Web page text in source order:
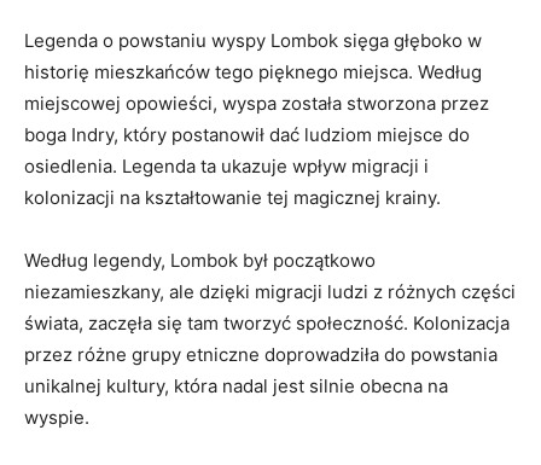
Legenda⁢ o powstaniu‍ wyspy Lombok ​sięga głęboko‍ w
historię mieszkańców tego pięknego‌ miejsca. Według
miejscowej opowieści, wyspa ⁢została stworzona przez
boga Indry, który postanowił dać ludziom‌ miejsce do
osiedlenia. Legenda ta⁢ ukazuje wpływ ‌migracji i
kolonizacji na kształtowanie‌ tej‌ magicznej krainy.
Według legendy, Lombok⁣ był ​początkowo
niezamieszkany, ale dzięki ‌migracji​ ludzi ​z różnych części
świata, zaczęła się tam ⁢tworzyć społeczność. Kolonizacja
przez różne grupy⁤ etniczne doprowadziła⁤ do powstania⁢
unikalnej kultury, która nadal ⁤jest silnie obecna na
wyspie.